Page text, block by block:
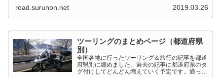
り雨ならまだしも1日２日ずっと降り続ける雨が
あります。「そんな...
road.surunon.net 2019.03.26
ツーリングのまとめページ（都道府県
別）
全国各地に行ったツーリング＆旅行の記事を都道
府県別に纏めました。過去の記事に都道府県のタ
グ付けしてどんどん増えていく予定です。通った